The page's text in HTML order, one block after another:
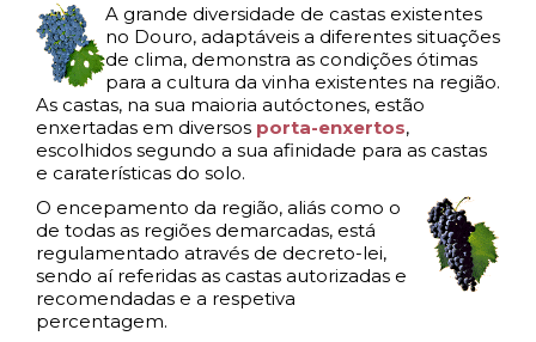
A grande diversidade de castas existentes
no Douro, adaptáveis a diferentes situações
de clima, demonstra as condições ótimas
para a cultura da vinha existentes na região.
As castas, na sua maioria autóctones, estão
enxertadas em diversos porta-enxertos,
escolhidos segundo a sua afinidade para as castas
e caraterísticas do solo.
O encepamento da região, aliás como o
de todas as regiões demarcadas, está
regulamentado através de decreto-lei,
sendo aí referidas as castas autorizadas e
recomendadas e a respetiva
percentagem.